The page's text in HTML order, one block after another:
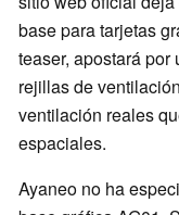
base para tarjetas
teaser, apostará
rejillas de
ventilación reales
espaciales.
Ayaneo no ha